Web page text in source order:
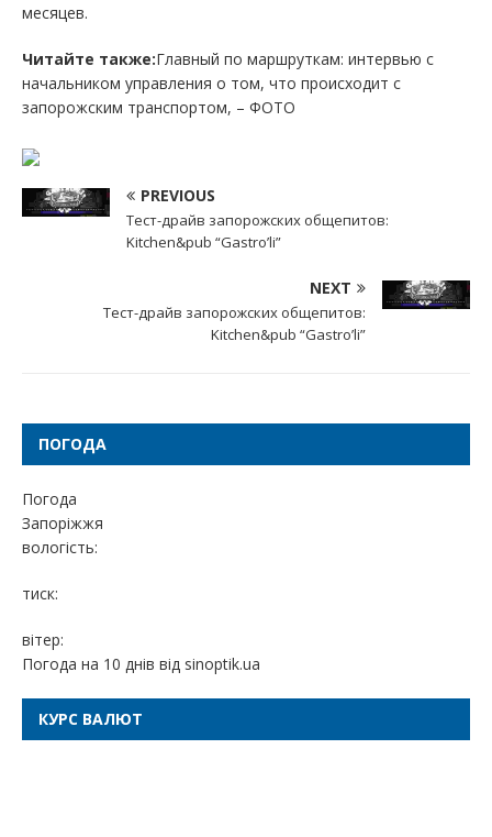
месяцев.
Читайте также:Главный по маршруткам: интервью с
начальником управления о том, что происходит с
запорожским транспортом, – ФОТО
PREVIOUS
Тест-драйв запорожских общепитов:
Kitchen&pub “Gastro’li”
NEXT
Тест-драйв запорожских общепитов:
Kitchen&pub “Gastro’li”
ПОГОДА
Погода
Запоріжжя
вологість:
тиск:
вітер:
Погода на 10 днів від sinoptik.ua
КУРС ВАЛЮТ